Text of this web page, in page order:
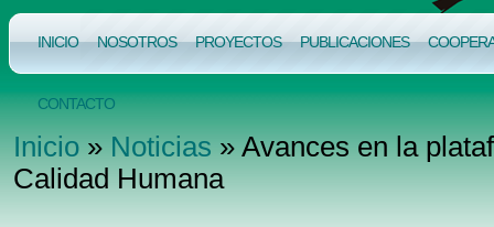
INICIO NOSOTROS PROYECTOS PUBLICACIONES
CONTACTO
Inicio»Noticias» Avances en la
Calidad Humana